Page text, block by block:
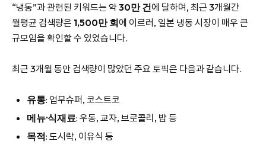
“냉동”과 관련된 키워드는 약30만 건에 달하며, 최근 3개월간
월평균 검색량은 1,500만 회에 이르러, 일본 냉동 시장이 매우 큰
규모임을 확인할 수 있었습니다.
최근 3개월 동안 검색량이 많았던 주요 토픽은 다음과 같습니다.
유통: 업무슈퍼, 코스트코
메뉴·식재료: 우동, 교자, 브로콜리, 밥 등
목적: 도시락, 이유식 등